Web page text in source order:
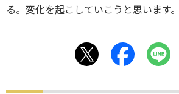
る。変化を起こしていこうと思います。